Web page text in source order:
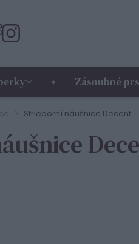
Zásnubné
Strieborní náušnice Decent